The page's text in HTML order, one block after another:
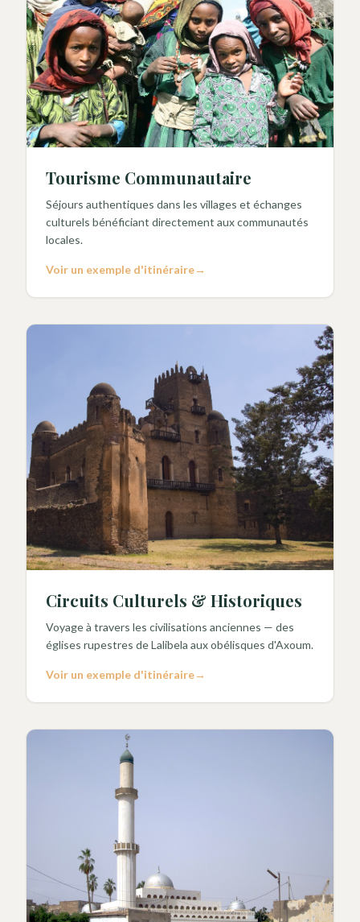
Tourisme Communautaire
Séjours authentiques dans les villages et échanges
culturels bénéficiant directement aux communautés
locales.
Voir un exemple d'itinéraire→
Circuits Culturels & Historiques
Voyage à travers les civilisations anciennes — des
églises rupestres de Lalibela aux obélisques d'Axoum.
Voir un exemple d'itinéraire→